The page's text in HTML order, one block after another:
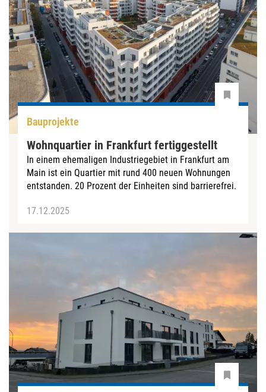
Bauprojekte
Wohnquartier in Frankfurt fertiggestellt
In einem ehemaligen Industriegebiet in Frankfurt am
Main ist ein Quartier mit rund 400 neuen Wohnungen
entstanden. 20 Prozent der Einheiten sind barrierefrei.
17.12.2025